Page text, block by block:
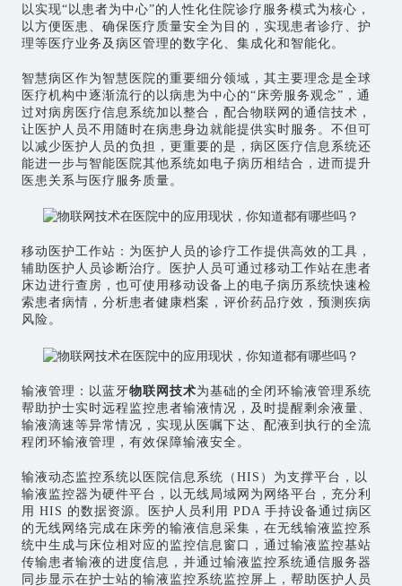
以实现“以患者为中心”的人性化住院诊疗服务模式为核心，
以方便医患、确保医疗质量安全为目的，实现患者诊疗、护
理等医疗业务及病区管理的数字化、集成化和智能化。
智慧病区作为智慧医院的重要细分领域，其主要理念是全球
医疗机构中逐渐流行的以病患为中心的“床旁服务观念”，通
过对病房医疗信息系统加以整合，配合物联网的通信技术，
让医护人员不用随时在病患身边就能提供实时服务。不但可
以减少医护人员的负担，更重要的是，病区医疗信息系统还
能进一步与智能医院其他系统如电子病历相结合，进而提升
医患关系与医疗服务质量。
移动医护工作站：为医护人员的诊疗工作提供高效的工具，
辅助医护人员诊断治疗。医护人员可通过移动工作站在患者
床边进行查房，也可使用移动设备上的电子病历系统快速检
索患者病情，分析患者健康档案，评价药品疗效，预测疾病
风险。
输液管理：以蓝牙物联网技术为基础的全闭环输液管理系统
帮助护士实时远程监控患者输液情况，及时提醒剩余液量、
输液滴速等异常情况，实现从医嘱下达、配液到执行的全流
程闭环输液管理，有效保障输液安全。
输液动态监控系统以医院信息系统（HIS）为支撑平台，以
输液监控器为硬件平台，以无线局域网为网络平台，充分利
用 HIS 的数据资源。医护人员利用 PDA 手持设备通过病区
的无线网络完成在床旁的输液信息采集，在无线输液监控系
统中生成与床位相对应的监控信息窗口，通过输液监控基站
传输患者输液的进度信息，并通过输液监控系统通信服务器
同步显示在护士站的输液监控系统监控屏上，帮助医护人员